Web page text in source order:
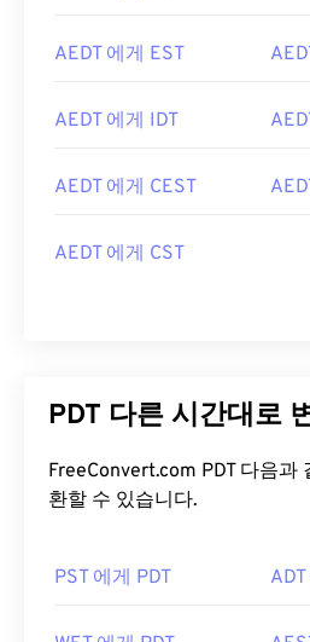
AEDT 에게 EST
AEDT 에게 IDT
AEDT 에게 CEST
AEDT 에게 CST
PDT 다른 시간대로
FreeConvert.com PDT 다음과
환할 수 있습니다.
PST 에게 PDT